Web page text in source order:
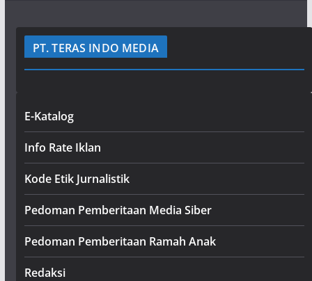
PT. TERAS INDO MEDIA
E-Katalog
Info Rate Iklan
Kode Etik Jurnalistik
Pedoman Pemberitaan Media Siber
Pedoman Pemberitaan Ramah Anak
Redaksi